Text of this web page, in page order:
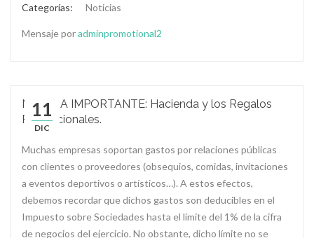
Categorías: Noticias
Mensaje poradminpromotional2
11
DIC
NOTICIA IMPORTANTE: Hacienda y los Regalos
Promocionales.
Muchas empresas soportan gastos por relaciones públicas
con clientes o proveedores (obsequios, comidas, invitaciones
a eventos deportivos o artísticos…). A estos efectos,
debemos recordar que dichos gastos son deducibles en el
Impuesto sobre Sociedades hasta el límite del 1% de la cifra
de negocios del ejercicio. No obstante, dicho límite no se